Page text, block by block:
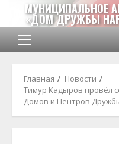
Перейти
содержимому
МУНИЦИПАЛЬНОЕ
«ДОМ ДРУЖБЫ
Основное
Главная
Новости
Тимур Кадыров провёл
Домов и Центров